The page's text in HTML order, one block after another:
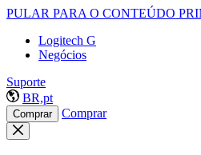
PULAR PARA O CONTEÚDO
Logitech G
Negócios
Suporte
BR,pt
Comprar Comprar